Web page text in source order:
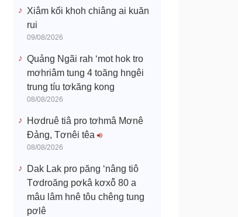
Xiâm kối khoh chiâng ai kuăn
rui
09/08/2026
Quảng Ngãi rah ‘mot hok tro
mơhriâm tung 4 toăng hngêi
trung tíu tơkăng kong
08/08/2026
Hơdruê tiâ pro tơhmâ Mơnê
Đảng, Tơnêi têa
08/08/2026
Dak Lak pro păng ‘nâng tiô
Tơdroăng pơkâ kơxô̆ 80 a
mâu lâm hnê tôu chêng tung
pơlê